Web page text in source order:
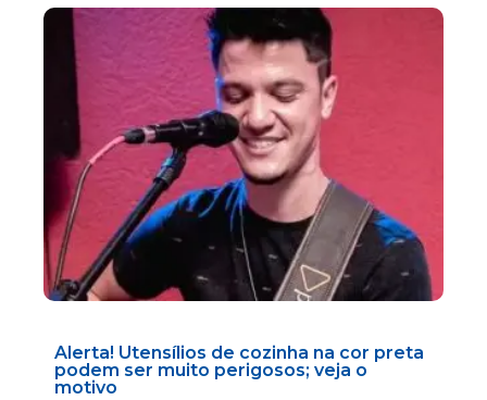
Alerta! Utensílios de cozinha na cor preta
podem ser muito perigosos; veja o
motivo